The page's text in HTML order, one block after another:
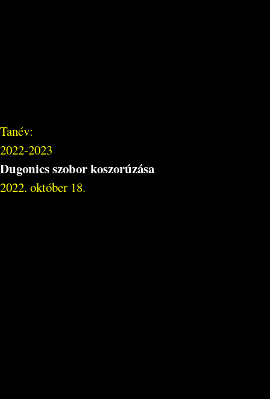
Tanév:
2022-2023
Dugonics szobor koszorúzása
2022. október 18.